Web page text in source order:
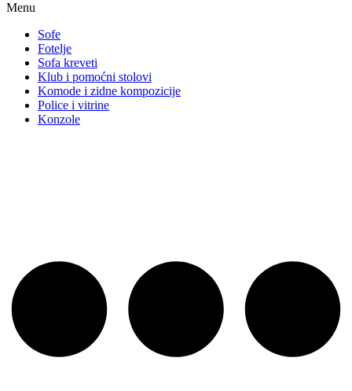
Menu
Sofe
Fotelje
Sofa kreveti
Klub i pomoćni stolovi
Komode i zidne kompozicije
Police i vitrine
Konzole